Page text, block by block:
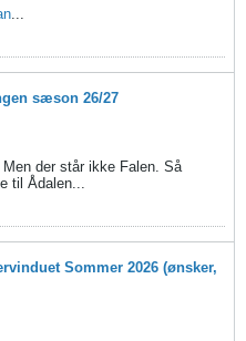
...
sæson 26/27
der står ikke Falen. Så
til Ådalen...
Sommer 2026 (ønsker,